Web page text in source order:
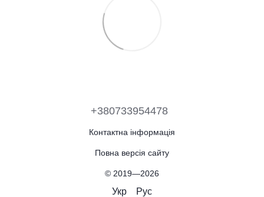
+380733954478
Контактна інформація
Повна версія сайту
© 2019—2026
Укр Рус